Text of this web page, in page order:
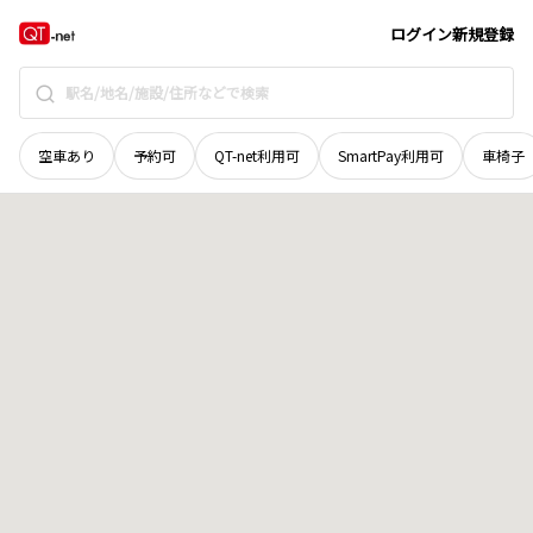
ログイン新規登録
空車あり 予約可 QT-net利用可 SmartPay利用可 車椅子
広島県